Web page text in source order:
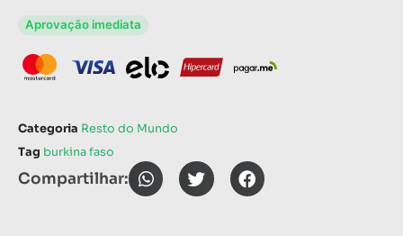
Aprovação imediata
Categoria Resto do Mundo
Tag burkina faso
Compartilhar: